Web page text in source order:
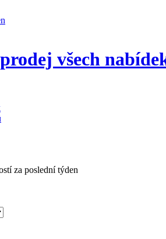
všech
za poslední týden